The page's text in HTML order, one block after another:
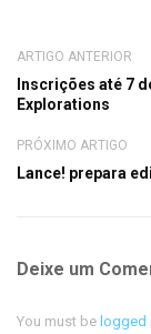
ARTIGO ANTERIOR
Inscrições até 7
Explorations
PRÓXIMO ARTIGO
Lance! prepara
Deixe um
You must be logged